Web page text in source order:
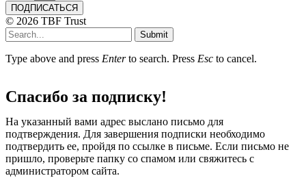
ПОДПИСАТЬСЯ
© 2026 TBF Trust
Submit
Type above and press Enterto search. Press Esc to cancel.
Спасибо за подписку!
На указанный вами адрес выслано письмо для
подтверждения. Для завершения подписки необходимо
подтвердить ее, пройдя по ссылке в письме. Если письмо не
пришло, проверьте папку со спамом или свяжитесь с
администратором сайта.